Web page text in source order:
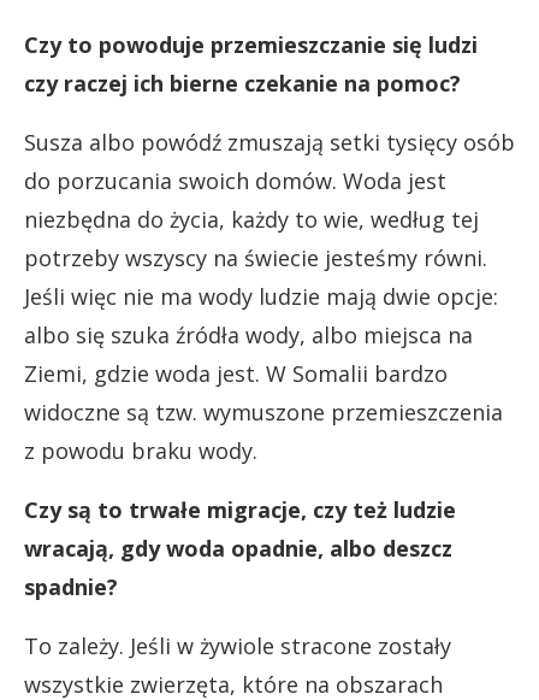
Czy to powoduje przemieszczanie się ludzi
czy raczej ich bierne czekanie na pomoc?
Susza albo powódź zmuszają setki tysięcy osób
do porzucania swoich domów. Woda jest
niezbędna do życia, każdy to wie, według tej
potrzeby wszyscy na świecie jesteśmy równi.
Jeśli więc nie ma wody ludzie mają dwie opcje:
albo się szuka źródła wody, albo miejsca na
Ziemi, gdzie woda jest. W Somalii bardzo
widoczne są tzw. wymuszone przemieszczenia
z powodu braku wody.
Czy są to trwałe migracje, czy też ludzie
wracają, gdy woda opadnie, albo deszcz
spadnie?
To zależy. Jeśli w żywiole stracone zostały
wszystkie zwierzęta, które na obszarach